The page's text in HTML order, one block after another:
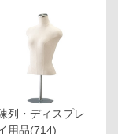
列・ディスプレ
用品(714)